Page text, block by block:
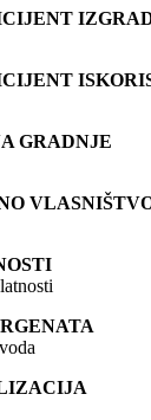
GRADNJE